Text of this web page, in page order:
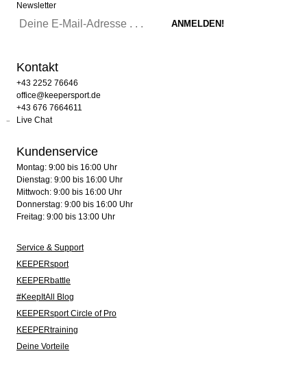
Newsletter
Kontakt
+43 2252 76646
office@keepersport.de
+43 676 7664611
Live Chat
Kundenservice
Montag: 9:00 bis 16:00 Uhr
Dienstag: 9:00 bis 16:00 Uhr
Mittwoch: 9:00 bis 16:00 Uhr
Donnerstag: 9:00 bis 16:00 Uhr
Freitag: 9:00 bis 13:00 Uhr
Service & Support
KEEPERsport
KEEPERbattle
#KeepItAll Blog
KEEPERsport Circle of Pro
KEEPERtraining
Deine Vorteile